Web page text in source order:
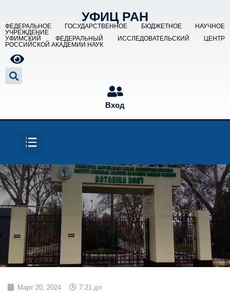
УФИЦ РАН
ФЕДЕРАЛЬНОЕ ГОСУДАРСТВЕННОЕ БЮДЖЕТНОЕ НАУЧНОЕ
УЧРЕЖДЕНИЕ
УФИМСКИЙ ФЕДЕРАЛЬНЫЙ ИССЛЕДОВАТЕЛЬСКИЙ ЦЕНТР
РОССИЙСКОЙ АКАДЕМИИ НАУК
Вход
Март 20, 2024 7:21 дп